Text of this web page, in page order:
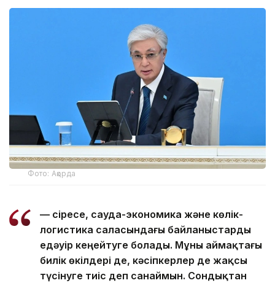
Фото: Ақорда
— Әсіресе, сауда-экономика және көлік-
логистика саласындағы байланыстарды
едәуір кеңейтуге болады. Мұны аймақтағы
билік өкілдері де, кәсіпкерлер де жақсы
түсінуге тиіс деп санаймын. Сондықтан